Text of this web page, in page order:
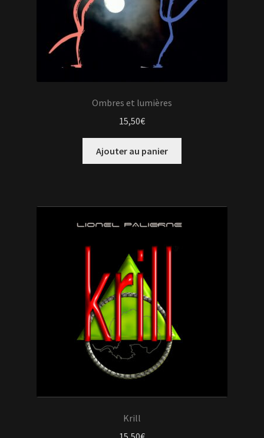
Ombres et lumières
15,50€
Ajouter au panier
Krill